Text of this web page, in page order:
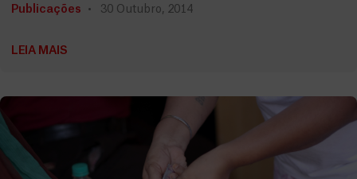
Publicações 30 Outubro, 2014
LEIA MAIS